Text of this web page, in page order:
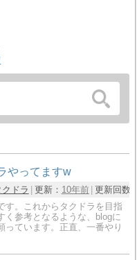
やってますw
ドラ 更新： 10年前 更新回数
す。これからタクドラを目指
く参考となるような、blogに
っています。正直、一番やり